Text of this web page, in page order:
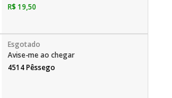
R$ 19,50
Avise-me ao chegar
4514 Pêssego